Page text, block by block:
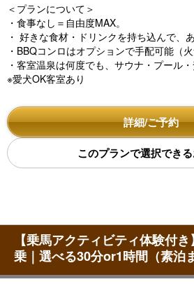
＜プランについて＞
・食事なし＝自由度MAX。
・ 好きな食材・ドリンクを持ち込んで、
・BBQコンロはオプションで手配可能（火
・客室温泉は何度でも、サウナ・プール・
※愛犬OK客室あり
詳細/ご予約
このプランで選択でき
【乗馬アクティビティ体験付
乗｜選べる30分or1時間（素泊